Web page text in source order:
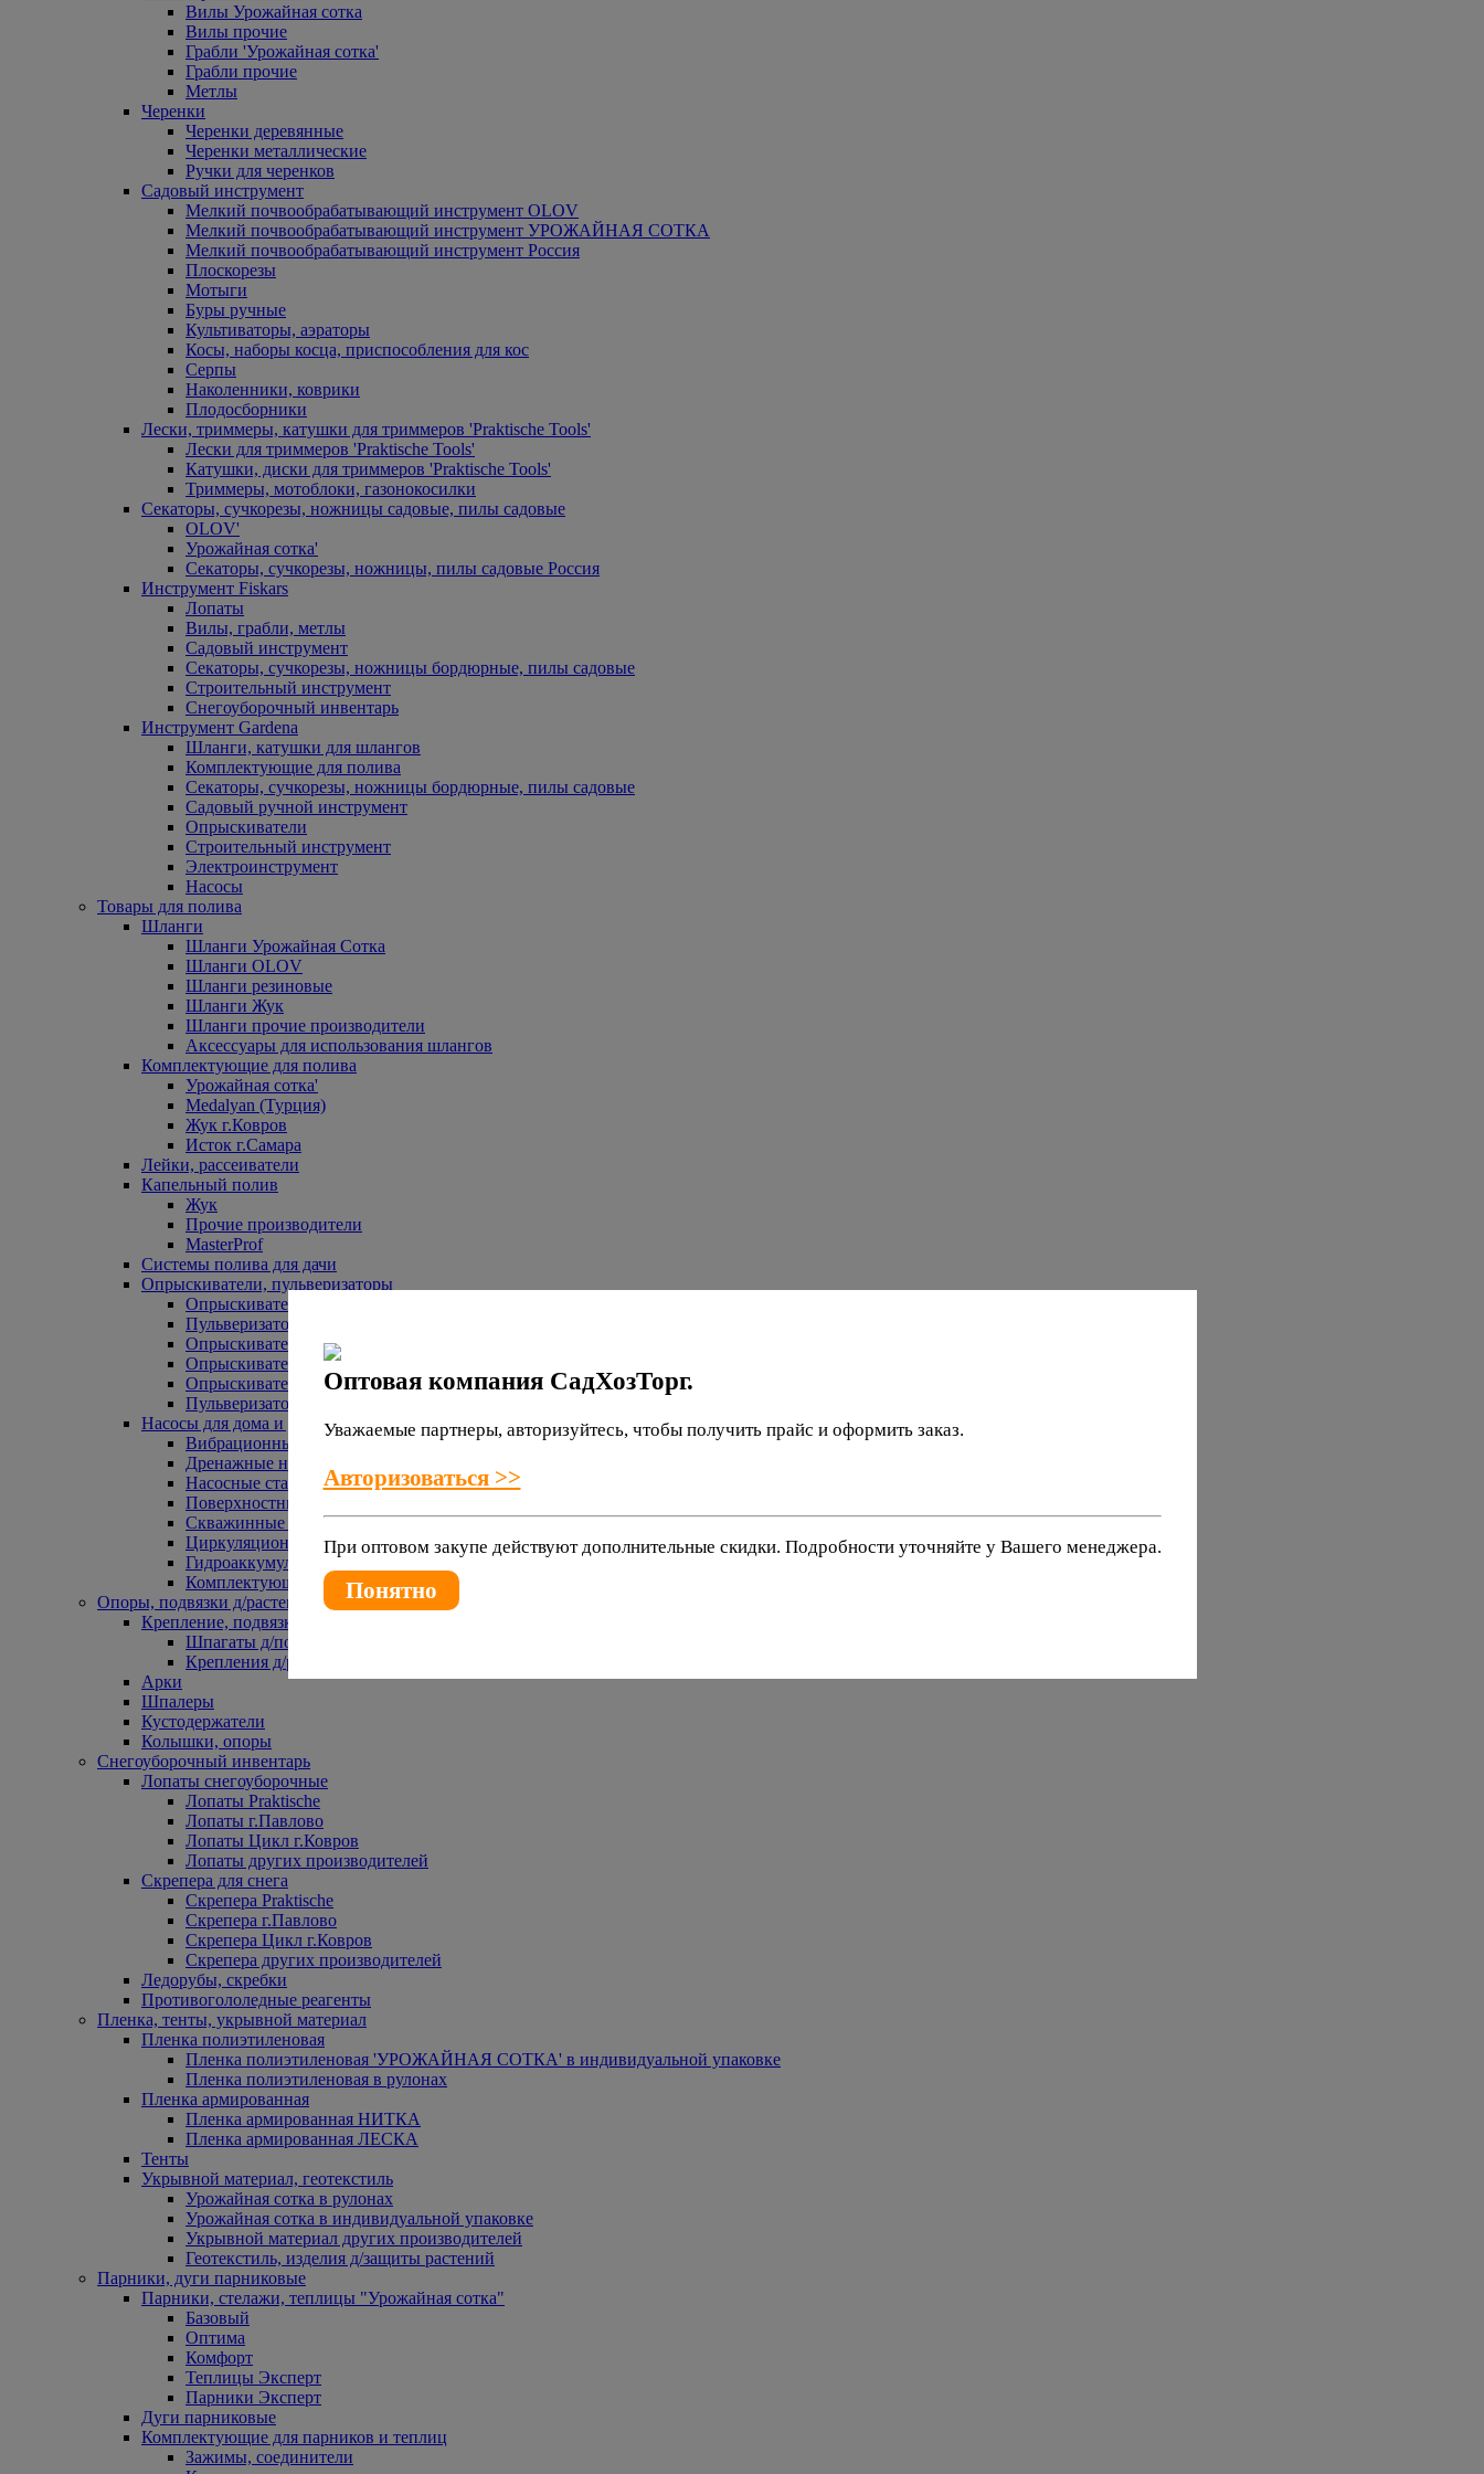
Вилы Урожайная сотка
Вилы прочие
Грабли 'Урожайная сотка'
Грабли прочие
Метлы
Черенки
Черенки деревянные
Черенки металлические
Ручки для черенков
Садовый инструмент
Мелкий почвообрабатывающий инструмент OLOV
Мелкий почвообрабатывающий инструмент УРОЖАЙНАЯ СОТКА
Мелкий почвообрабатывающий инструмент Россия
Плоскорезы
Мотыги
Буры ручные
Культиваторы, аэраторы
Косы, наборы косца, приспособления для кос
Серпы
Наколенники, коврики
Плодосборники
Лески, триммеры, катушки для триммеров 'Praktische Tools'
Лески для триммеров 'Praktische Tools'
Катушки, диски для триммеров 'Praktische Tools'
Триммеры, мотоблоки, газонокосилки
Секаторы, сучкорезы, ножницы садовые, пилы садовые
OLOV'
Урожайная сотка'
Секаторы, сучкорезы, ножницы, пилы садовые Россия
Инструмент Fiskars
Лопаты
Вилы, грабли, метлы
Садовый инструмент
Секаторы, сучкорезы, ножницы бордюрные, пилы садовые
Строительный инструмент
Снегоуборочный инвентарь
Инструмент Gardena
Шланги, катушки для шлангов
Комплектующие для полива
Секаторы, сучкорезы, ножницы бордюрные, пилы садовые
Садовый ручной инструмент
Опрыскиватели
Строительный инструмент
Электроинструмент
Насосы
Товары для полива
Шланги
Шланги Урожайная Сотка
Шланги OLOV
Шланги резиновые
Шланги Жук
Шланги прочие производители
Аксессуары для использования шлангов
Комплектующие для полива
Урожайная сотка'
Medalyan (Турция)
Жук г.Ковров
Исток г.Самара
Лейки, рассеиватели
Капельный полив
Жук
Прочие производители
MasterProf
Системы полива для дачи
Опрыскиватели, пульверизаторы
Опрыскиватели аккумуляторные
Пульверизаторы прочие
Опрыскиватели Урожайная сотка
Опрыскиватели Жук
Опрыскиватели прочие
Пульверизаторы Урожайная сотка
Насосы для дома и дачи
Вибрационные насосы
Дренажные насосы
Насосные станции
Поверхностные насосы
Скважинные насосы
Циркуляционные насосы
Гидроаккумуляторы и расширительные баки
Комплектующие к насосам
Опоры, подвязки д/растений
Крепление, подвязки д/растений
Шпагаты д/подвязки растений
Крепления д/растений
Арки
Шпалеры
Кустодержатели
Колышки, опоры
Снегоуборочный инвентарь
Лопаты снегоуборочные
Лопаты Praktische
Лопаты г.Павлово
Лопаты Цикл г.Ковров
Лопаты других производителей
Скрепера для снега
Скрепера Praktische
Скрепера г.Павлово
Скрепера Цикл г.Ковров
Скрепера других производителей
Ледорубы, скребки
Противогололедные реагенты
Пленка, тенты, укрывной материал
Пленка полиэтиленовая
Пленка полиэтиленовая 'УРОЖАЙНАЯ СОТКА' в индивидуальной упаковке
Пленка полиэтиленовая в рулонах
Пленка армированная
Пленка армированная НИТКА
Пленка армированная ЛЕСКА
Тенты
Укрывной материал, геотекстиль
Урожайная сотка в рулонах
Урожайная сотка в индивидуальной упаковке
Укрывной материал других производителей
Геотекстиль, изделия д/защиты растений
Парники, дуги парниковые
Парники, стелажи, теплицы "Урожайная сотка"
Базовый
Оптима
Комфорт
Теплицы Эксперт
Парники Эксперт
Дуги парниковые
Комплектующие для парников и теплиц
Зажимы, соединители
Оптовая компания СадХозТорг.
Уважаемые партнеры, авторизуйтесь, чтобы получить прайс и оформить заказ.
Авторизоваться >>
При оптовом закупе действуют дополнительные скидки. Подробности уточняйте у Вашего менеджера.
Понятно